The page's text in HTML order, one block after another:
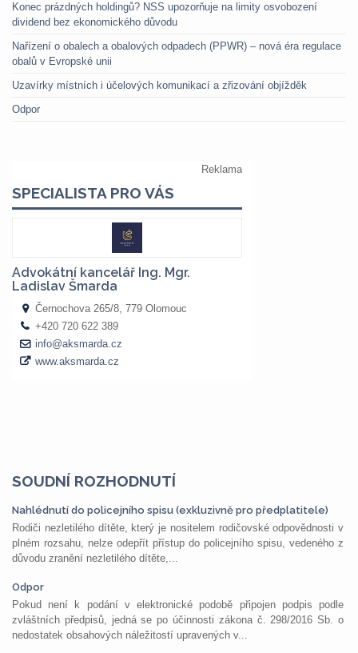
Konec prázdných holdingů? NSS upozorňuje na limity osvobození
dividend bez ekonomického důvodu
Nařízení o obalech a obalových odpadech (PPWR) – nová éra regulace
obalů v Evropské unii
Uzavírky místních i účelových komunikací a zřizování objížděk
Odpor
SOUDNÍ ROZHODNUTÍ
Nahlédnutí do policejního spisu (exkluzivně pro předplatitele)
Rodiči nezletilého dítěte, který je nositelem rodičovské odpovědnosti v
plném rozsahu, nelze odepřít přístup do policejního spisu, vedeného z
důvodu zranění nezletilého dítěte,...
Odpor
Pokud není k podání v elektronické podobě připojen podpis podle
zvláštních předpisů, jedná se po účinnosti zákona č. 298/2016 Sb. o
nedostatek obsahových náležitostí upravených v...